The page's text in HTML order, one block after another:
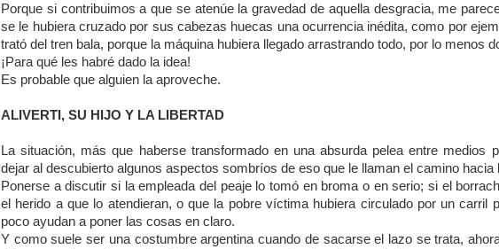
Porque si contribuimos a que se atenúe la gravedad de aquella desgracia, me
se le hubiera cruzado por sus cabezas huecas una ocurrencia inédita, como por
trató del tren bala, porque la máquina hubiera llegado arrastrando todo, por lo menos
¡Para qué les habré dado la idea!
Es probable que alguien la aproveche.
ALIVERTI, SU HIJO Y LA LIBERTAD
La situación, más que haberse transformado en una absurda pelea entre medios
dejar al descubierto algunos aspectos sombríos de eso que le llaman el camino hacia
Ponerse a discutir si la empleada del peaje lo tomó en broma o en serio; si el
el herido a que lo atendieran, o que la pobre víctima hubiera circulado por un carril
poco ayudan a poner las cosas en claro.
Y como suele ser una costumbre argentina cuando de sacarse el lazo se trata,